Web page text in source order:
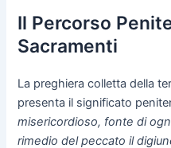
Il Percorso
Sacramenti
La preghiera colletta della
presenta il significato
misericordioso, fonte di
rimedio del peccato il